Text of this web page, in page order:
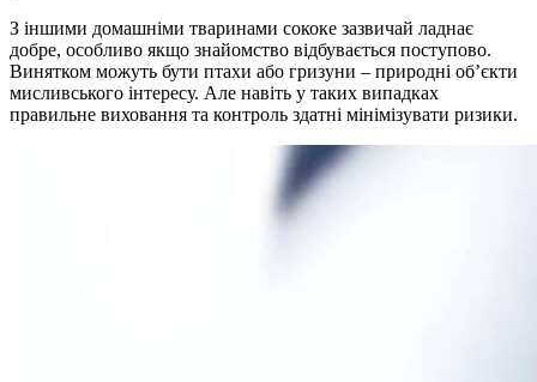
З іншими домашніми тваринами сококе зазвичай ладнає
добре, особливо якщо знайомство відбувається поступово.
Винятком можуть бути птахи або гризуни – природні об’єкти
мисливського інтересу. Але навіть у таких випадках
правильне виховання та контроль здатні мінімізувати ризики.